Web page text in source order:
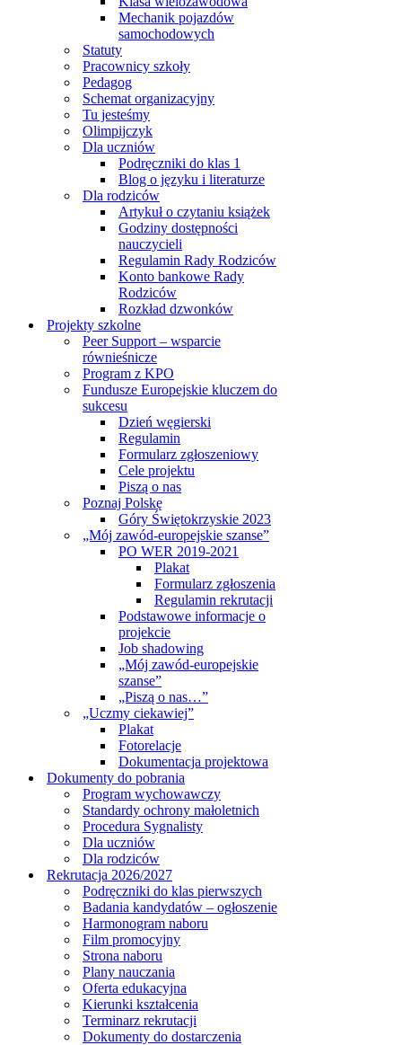
Mechanik pojazdów
samochodowych
Statuty
Pracownicy szkoły
Pedagog
Schemat organizacyjny
Tu jesteśmy
Olimpijczyk
Dla uczniów
Podręczniki do klas 1
Blog o języku i literaturze
Dla rodziców
Artykuł o czytaniu książek
Godziny dostępności
nauczycieli
Regulamin Rady Rodziców
Konto bankowe Rady
Rodziców
Rozkład dzwonków
Projekty szkolne
Peer Support – wsparcie
równieśnicze
Program z KPO
Fundusze Europejskie kluczem do
sukcesu
Dzień węgierski
Regulamin
Formularz zgłoszeniowy
Cele projektu
Piszą o nas
Poznaj Polskę
Góry Świętokrzyskie 2023
„Mój zawód-europejskie szanse”
PO WER 2019-2021
Plakat
Formularz zgłoszenia
Regulamin rekrutacji
Podstawowe informacje o
projekcie
Job shadowing
„Mój zawód-europejskie
szanse”
„Piszą o nas…”
„Uczmy ciekawiej”
Plakat
Fotorelacje
Dokumentacja projektowa
Dokumenty do pobrania
Program wychowawczy
Standardy ochrony małoletnich
Procedura Sygnalisty
Dla uczniów
Dla rodziców
Rekrutacja 2026/2027
Podręczniki do klas pierwszych
Badania kandydatów – ogłoszenie
Harmonogram naboru
Film promocyjny
Strona naboru
Plany nauczania
Oferta edukacyjna
Kierunki kształcenia
Terminarz rekrutacji
Dokumenty do dostarczenia